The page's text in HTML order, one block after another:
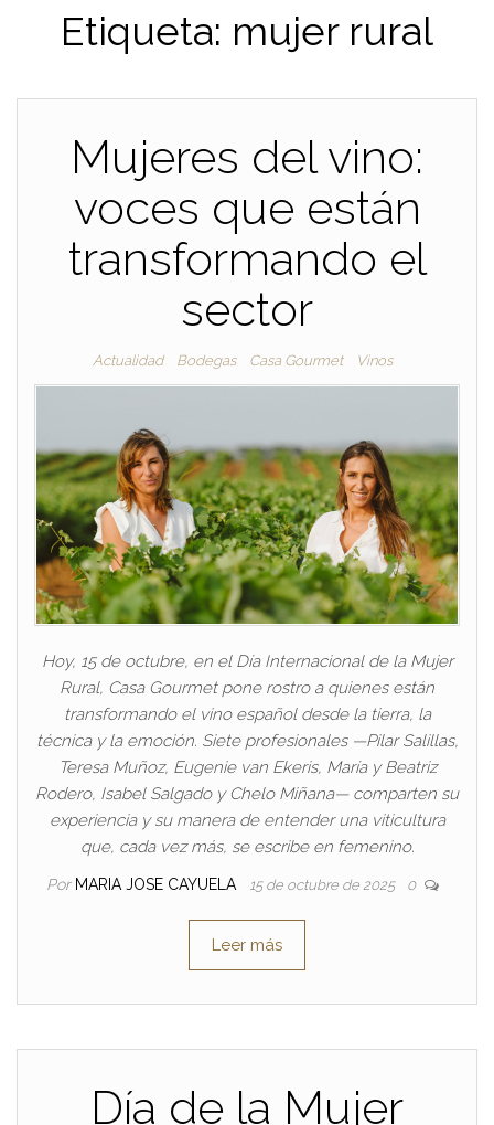
Etiqueta: mujer rural
Mujeres del vino:
voces que están
transformando el
sector
Actualidad Bodegas Casa Gourmet Vinos
Hoy, 15 de octubre, en el Día Internacional de la Mujer
Rural, Casa Gourmet pone rostro a quienes están
transformando el vino español desde la tierra, la
técnica y la emoción. Siete profesionales —Pilar Salillas,
Teresa Muñoz, Eugenie van Ekeris, María y Beatriz
Rodero, Isabel Salgado y Chelo Miñana— comparten su
experiencia y su manera de entender una viticultura
que, cada vez más, se escribe en femenino.
Por MARIA JOSE CAYUELA 15 de octubre de 2025 0
Leer más
Día de la Mujer